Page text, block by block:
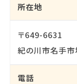
所在地
〒649-6631
紀の川市名手
電話